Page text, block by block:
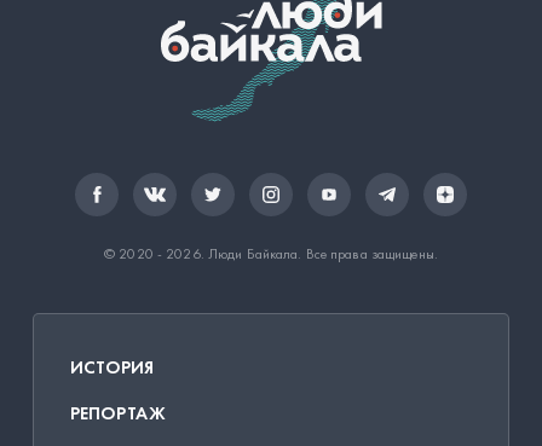
© 2020 - 2026. Люди Байкала . Все права защищены.
ИСТОРИЯ
РЕПОРТАЖ